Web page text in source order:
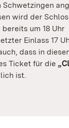
Schwetzingen
wird der
um 18 Uhr
Einlass 17
dass in
Ticket für die
ist.